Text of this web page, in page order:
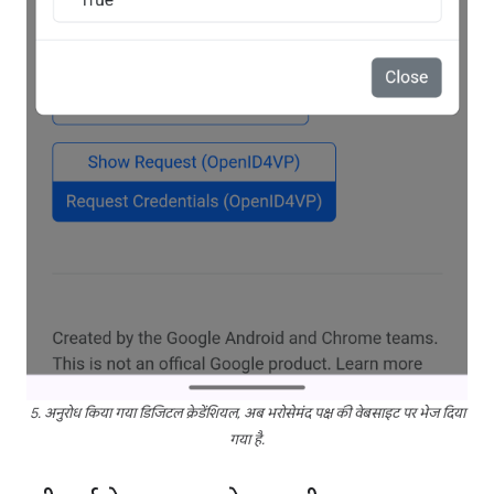
5. अनुरोध किया गया डिजिटल क्रेडेंशियल, अब भरोसेमंद पक्ष की वेबसाइट पर भेज दिया
गया है.